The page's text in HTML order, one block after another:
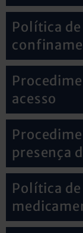
Política
acesso
presença
Política